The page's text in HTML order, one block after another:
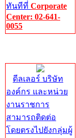
ทันทีที่ Corporate
Center: 02-641-
0055
ดีลเลอร์ บริษัท
องค์กร และหน่วย
งานราชการ
สามารถติดต่อ
โดยตรงไปยังกลุ่มผู้